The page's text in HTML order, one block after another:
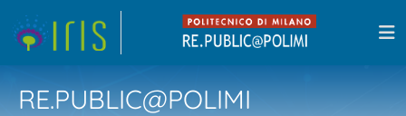
RE.PUBLIC@POLIMI